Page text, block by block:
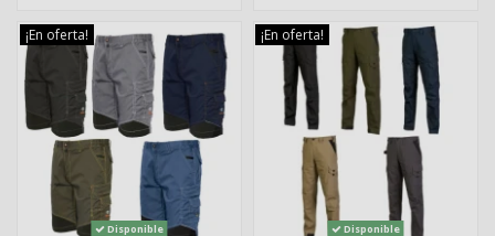
¡En oferta!
Disponible
¡En oferta!
Disponible